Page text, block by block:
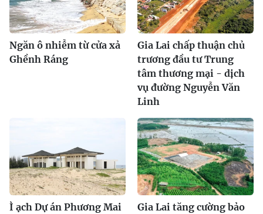
Ngăn ô nhiễm từ cửa xả
Ghềnh Ráng
Gia Lai chấp thuận chủ
trương đầu tư Trung
tâm thương mại - dịch
vụ đường Nguyễn Văn
Linh
Ì ạch Dự án Phương Mai
Gia Lai tăng cường bảo